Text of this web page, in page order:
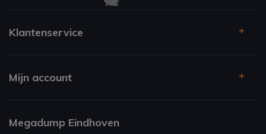
Klantenservice
Mijn account
Megadump Eindhoven